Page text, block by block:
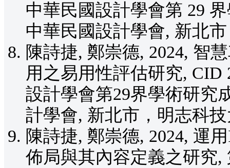
中華民國設計學會第 29
中華民國設計學會, 新北
陳詩捷, 鄭崇德, 2024, 智
用之易用性評估研究,
設計學會第29界學術研究
計學會, 新北市，明志科技
陳詩捷, 鄭崇德, 2024, 運
佈局與其內容定義之研究,